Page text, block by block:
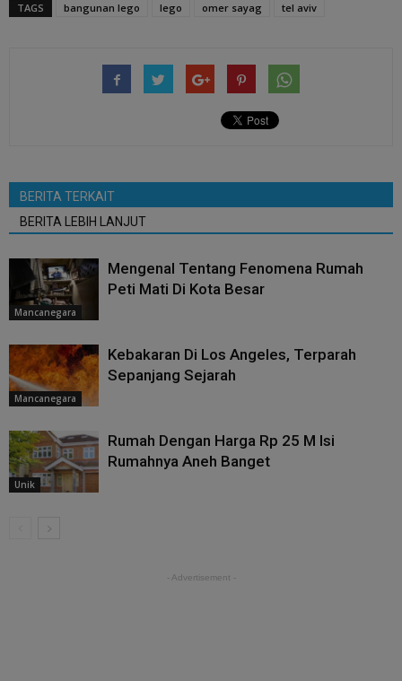
TAGS bangunan lego lego omer sayag tel aviv
BERITA TERKAIT
BERITA LEBIH LANJUT
Mancanegara
Mengenal Tentang Fenomena Rumah
Peti Mati Di Kota Besar
Mancanegara
Kebakaran Di Los Angeles, Terparah
Sepanjang Sejarah
Unik
Rumah Dengan Harga Rp 25 M Isi
Rumahnya Aneh Banget
- Advertisement -